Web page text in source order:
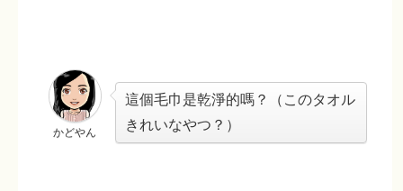
かどやん
這個毛巾是乾淨的嗎？（このタオル
きれいなやつ？）